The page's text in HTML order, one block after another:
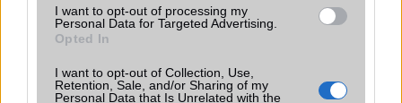
I want to opt-out of processing my
Personal Data for Targeted Advertising.
Opted In
I want to opt-out of Collection, Use,
Retention, Sale, and/or Sharing of my
Personal Data that Is Unrelated with the
Vibra jelzés alap szolgáltatás
SIM típus
SIM-ek száma 2